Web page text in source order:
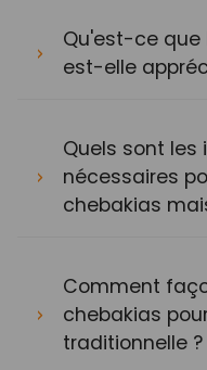
Qu'est-ce que
est-elle
Quels sont les
nécessaires
chebakias
Comment
chebakias
traditionnelle ?